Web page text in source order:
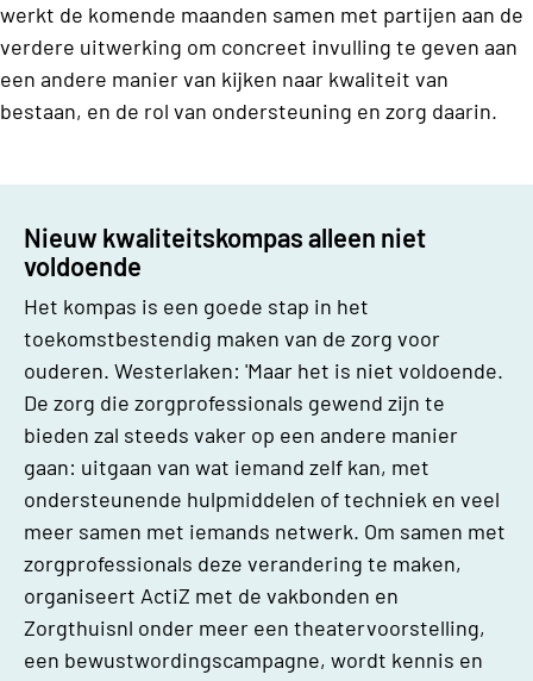
werkt de komende maanden samen met partijen aan de
verdere uitwerking om concreet invulling te geven aan
een andere manier van kijken naar kwaliteit van
bestaan, en de rol van ondersteuning en zorg daarin.
Nieuw kwaliteitskompas alleen niet
voldoende
Het kompas is een goede stap in het
toekomstbestendig maken van de zorg voor
ouderen. Westerlaken: 'Maar het is niet voldoende.
De zorg die zorgprofessionals gewend zijn te
bieden zal steeds vaker op een andere manier
gaan: uitgaan van wat iemand zelf kan, met
ondersteunende hulpmiddelen of techniek en veel
meer samen met iemands netwerk. Om samen met
zorgprofessionals deze verandering te maken,
organiseert ActiZ met de vakbonden en
Zorgthuisnl onder meer een theatervoorstelling,
een bewustwordingscampagne, wordt kennis en